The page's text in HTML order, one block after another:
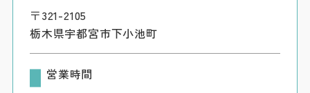
〒321-2105
栃木県宇都宮市下小池町
営業時間